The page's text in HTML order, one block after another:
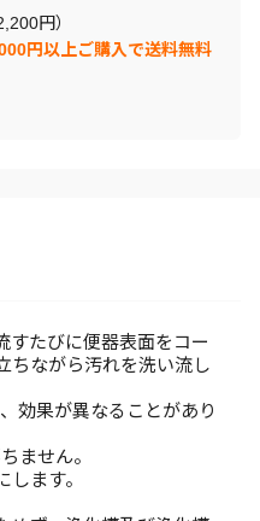
円）
円以上ご購入で送料無料
たびに便器表面をコー
ちながら汚れを洗い流し
効果が異なることがあり
ません。
ます。